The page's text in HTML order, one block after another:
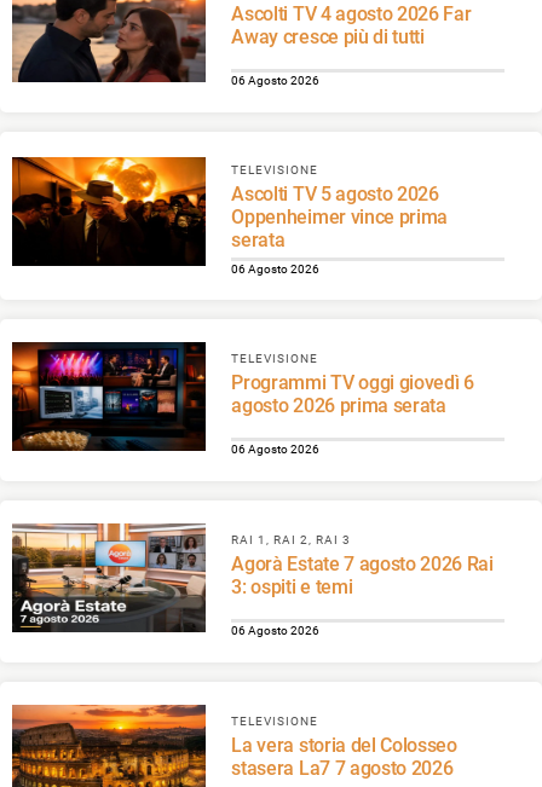
Ascolti TV 4 agosto 2026 Far
Away cresce più di tutti
06 Agosto 2026
TELEVISIONE
Ascolti TV 5 agosto 2026
Oppenheimer vince prima
serata
06 Agosto 2026
TELEVISIONE
Programmi TV oggi giovedì 6
agosto 2026 prima serata
06 Agosto 2026
RAI 1, RAI 2, RAI 3
Agorà Estate 7 agosto 2026 Rai
3: ospiti e temi
06 Agosto 2026
TELEVISIONE
La vera storia del Colosseo
stasera La7 7 agosto 2026